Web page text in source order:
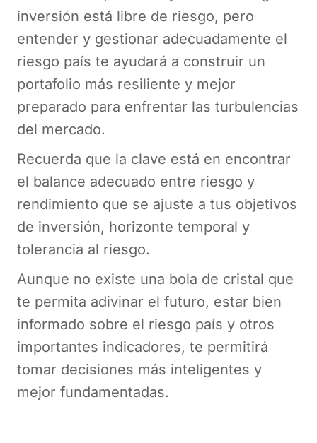
inversión está libre de riesgo, pero
entender y gestionar adecuadamente el
riesgo país te ayudará a construir un
portafolio más resiliente y mejor
preparado para enfrentar las turbulencias
del mercado.
Recuerda que la clave está en encontrar
el balance adecuado entre riesgo y
rendimiento que se ajuste a tus objetivos
de inversión, horizonte temporal y
tolerancia al riesgo.
Aunque no existe una bola de cristal que
te permita adivinar el futuro, estar bien
informado sobre el riesgo país y otros
importantes indicadores, te permitirá
tomar decisiones más inteligentes y
mejor fundamentadas.